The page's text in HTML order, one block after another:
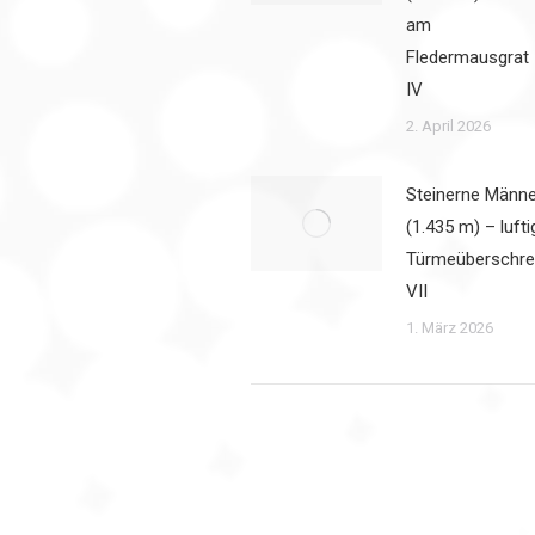
am
Fledermausgrat
IV
2. April 2026
Steinerne
(1.435 m) –
VII
1. März 2026